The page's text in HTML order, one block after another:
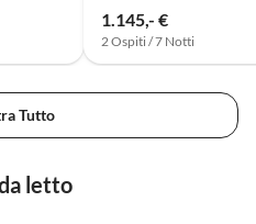
1.145,- €
2 Ospiti / 7 Notti
Tutto
letto